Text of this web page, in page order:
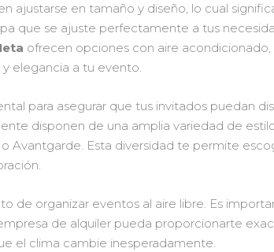
ajustarse en tamaño y diseño, lo cual
que se ajuste perfectamente a tus
ofrecen opciones con aire
elegancia a tu evento.
para asegurar que tus invitados puedan
disponen de una amplia variedad de
Avantgarde. Esta diversidad te permite
de organizar eventos al aire libre. Es
de alquiler pueda proporcionarte
el clima cambie inesperadamente.